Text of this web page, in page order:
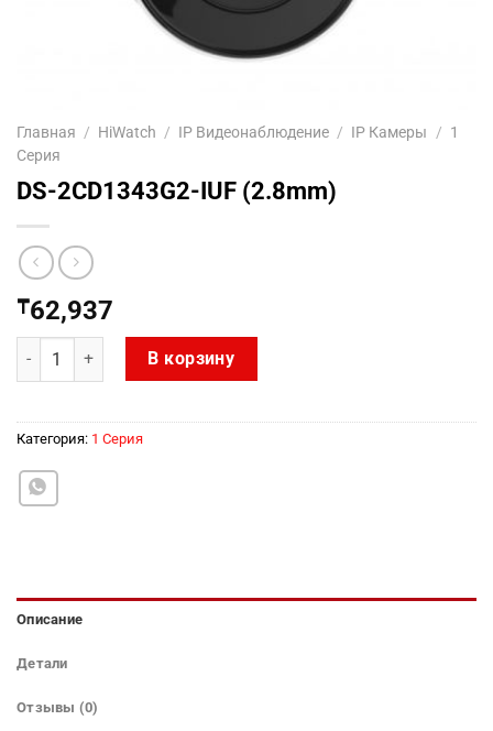
Главная / HiWatch / IP Видеонаблюдение / IP Камеры / 1
Серия
DS-2CD1343G2-IUF (2.8mm)
₸62,937
Количество товара DS-2CD1343G2-IUF (2.8mm)
В корзину
Категория: 1 Серия
Описание
Детали
Отзывы (0)